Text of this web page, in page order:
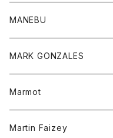
ベスト
セーター
チュニック
ワンピース
Tシャツ
靴
MANEBU
靴
MARK GONZALES
トップス
Tシャツ
Marmot
Martin Faizey